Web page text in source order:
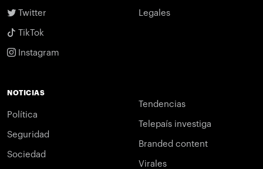
Twitter
TikTok
Instagram
Legales
NOTICIAS
Política
Seguridad
Sociedad
Tendencias
Telepaís investiga
Branded content
Virales